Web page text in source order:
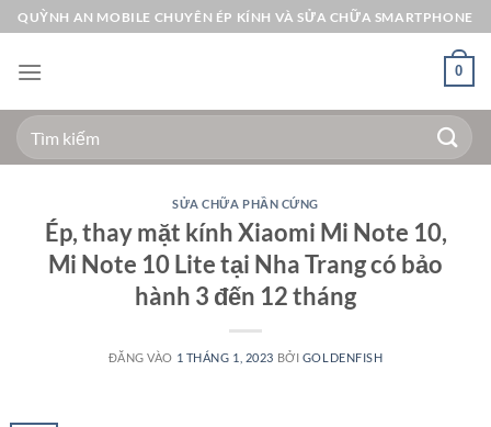
Bỏ
qua
nội
QUỲNH AN MOBILE CHUYÊN ÉP KÍNH VÀ SỬA CHỮA SMARTPHONE
0
Tìm
kiếm:
SỬA CHỮA PHẦN CỨNG
Ép, thay mặt kính Xiaomi Mi Note 10,
Mi Note 10 Lite tại Nha Trang có bảo
hành 3 đến 12 tháng
ĐĂNG VÀO 1 THÁNG 1, 2023 BỞI GOLDENFISH